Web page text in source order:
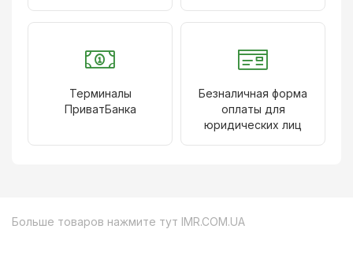
Терминалы
ПриватБанка
Безналичная форма
оплаты для
юридических лиц
Больше товаров нажмите тут IMR.COM.UA